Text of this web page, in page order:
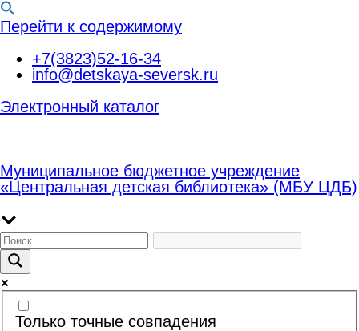
Перейти к содержимому
+7(3823)52-16-34
info@detskaya-seversk.ru
Электронный каталог
Муниципальное бюджетное учреждение
«Центральная детская библиотека» (МБУ ЦДБ)
Только точные совпадения